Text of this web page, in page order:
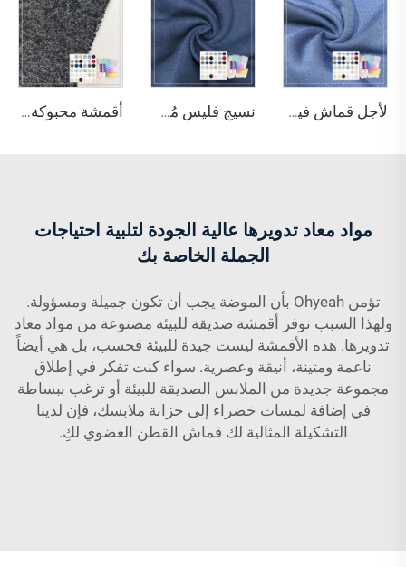
لأجل قماش فيسكوز معاد تدويره 100٪ معتمد عالي الجودة، مقاوم للماء وقابل للتهوية، متوسط الوزن، للاستخدام في الملابس نسيج فليس مُشَكَّل بفرشاة ناعمة ومُنَعَّم من قِبل الشركة المصنعة الأصلية / الشركة المصنعة حسب الطلب، عضويّ، يتكوّن من 60% قطن و40% بوليستر معاد تدويره، مقاوم للتقلّص، واقي من الرياح، تنفّسي، وزنه 260 غرامًا لكل متر مربع أقمشة محبوكة عادية مصبوغة، صديقة للبيئة، مستدامة، تنفسية، مقاومة للماء، مصنوعة من البوليستر بنسبة 100٪ ومن بوليستر معاد تدويره، مناسبة للتنانير
مواد معاد تدويرها عالية الجودة لتلبية احتياجات
الجملة الخاصة بك
تؤمن Ohyeah بأن الموضة يجب أن تكون جميلة ومسؤولة.
ولهذا السبب نوفر أقمشة صديقة للبيئة مصنوعة من مواد معاد
تدويرها. هذه الأقمشة ليست جيدة للبيئة فحسب، بل هي أيضاً
ناعمة ومتينة، أنيقة وعصرية. سواء كنت تفكر في إطلاق
مجموعة جديدة من الملابس الصديقة للبيئة أو ترغب ببساطة
في إضافة لمسات خضراء إلى خزانة ملابسك، فإن لدينا
التشكيلة المثالية لك قماش القطن العضوي لكِ.